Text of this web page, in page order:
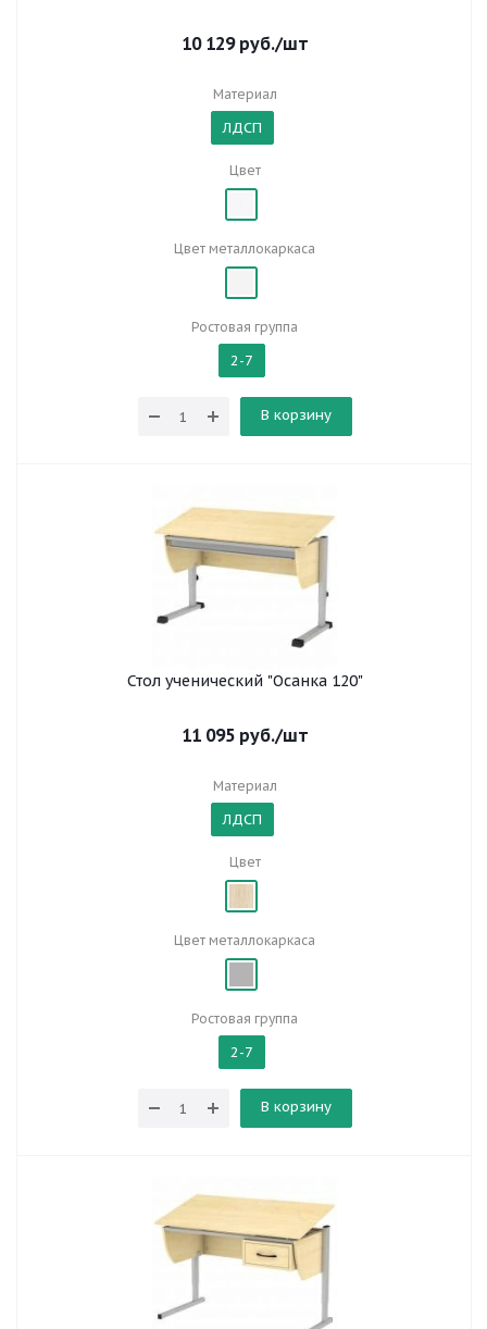
10 129руб./шт
Материал
ЛДСП
Цвет
Цвет металлокаркаса
Ростовая группа
2-7
В корзину
Стол ученический "Осанка 120"
11 095руб./шт
Материал
ЛДСП
Цвет
Цвет металлокаркаса
Ростовая группа
2-7
В корзину